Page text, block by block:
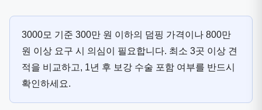
3000모 기준 300만 원 이하의 덤핑 가격이나 800만
원 이상 요구 시 의심이 필요합니다. 최소 3곳 이상 견
적을 비교하고, 1년 후 보강 수술 포함 여부를 반드시
확인하세요.